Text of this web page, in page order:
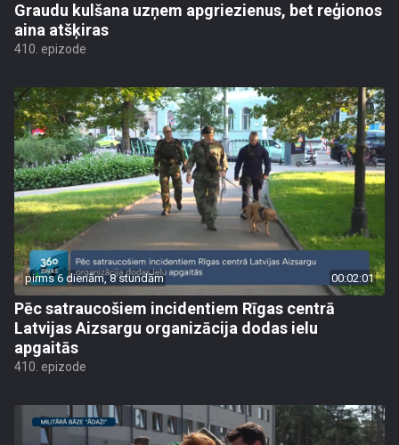
Graudu kulšana uzņem apgriezienus, bet reģionos
aina atšķiras
410. epizode
pirms 6 dienām, 8 stundām 00:02:01
Pēc satraucošiem incidentiem Rīgas centrā
Latvijas Aizsargu organizācija dodas ielu
apgaitās
410. epizode